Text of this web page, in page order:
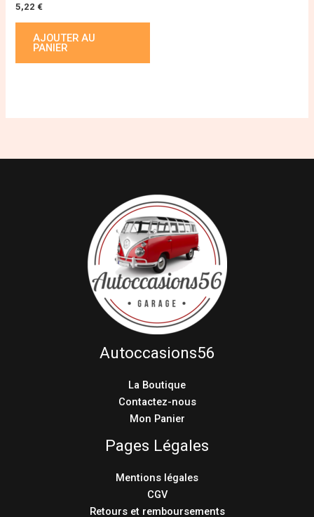
5,22 €
AJOUTER AU
PANIER
Autoccasions56
La Boutique
Contactez-nous
Mon Panier
Pages Légales
Mentions légales
CGV
Retours et remboursements